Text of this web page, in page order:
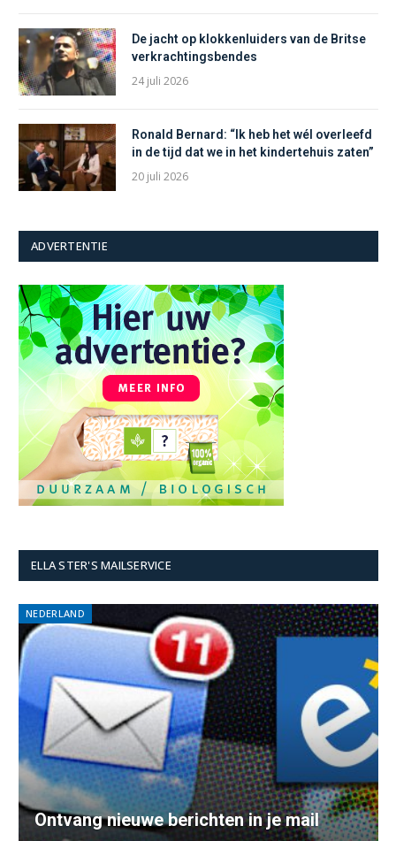
De jacht op klokkenluiders van de Britse
verkrachtingsbendes
24 juli 2026
Ronald Bernard: “Ik heb het wél overleefd
in de tijd dat we in het kindertehuis zaten”
20 juli 2026
ADVERTENTIE
ELLA STER'S MAILSERVICE
NEDERLAND
Ontvang nieuwe berichten in je mail